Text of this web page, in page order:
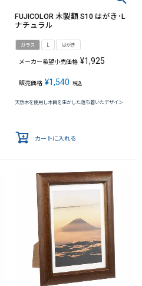
FUJICOLOR 木製額 S10 はがき･L
ナチュラル
ガラス L はがき
メーカー希望小売価格 ¥1,925
販売価格 ¥1,540 税込
天然木を使用し木目を生かした落ち着いたデザイン
カートに入れる